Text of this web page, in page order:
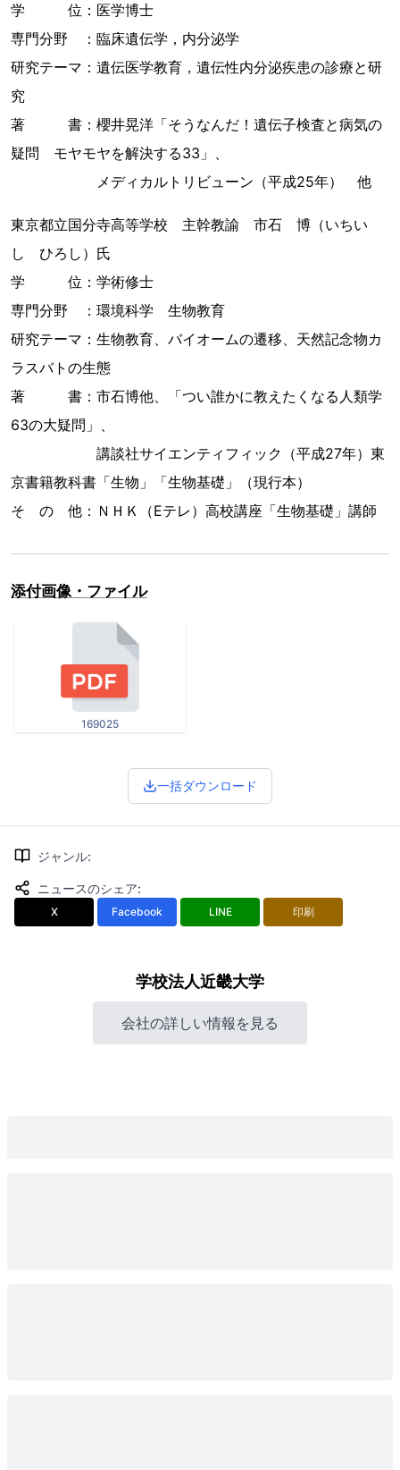
学 位：医学博士
専門分野 ：臨床遺伝学，内分泌学
研究テーマ：遺伝医学教育，遺伝性内分泌疾患の診療と研
究
著 書：櫻井晃洋「そうなんだ！遺伝子検査と病気の
疑問 モヤモヤを解決する33」、
メディカルトリビューン（平成25年） 他
東京都立国分寺高等学校 主幹教諭 市石 博（いちい
し ひろし）氏
学 位：学術修士
専門分野 ：環境科学 生物教育
研究テーマ：生物教育、バイオームの遷移、天然記念物カ
ラスバトの生態
著 書：市石博他、「つい誰かに教えたくなる人類学
63の大疑問」、
講談社サイエンティフィック（平成27年）東
京書籍教科書「生物」「生物基礎」（現行本）
そ の 他：ＮＨＫ（Eテレ）高校講座「生物基礎」講師
添付画像・ファイル
169025
一括ダウンロード
ジャンル:
ニュースのシェア:
X Facebook LINE 印刷
学校法人近畿大学
会社の詳しい情報を見る